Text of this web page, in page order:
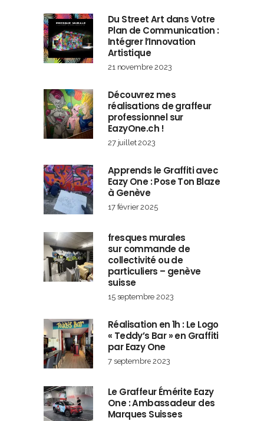
Du Street Art dans Votre
Plan de Communication :
Intégrer l’Innovation
Artistique
21 novembre 2023
Découvrez mes
réalisations de graffeur
professionnel sur
EazyOne.ch !
27 juillet 2023
Apprends le Graffiti avec
Eazy One : Pose Ton Blaze
à Genève
17 février 2025
fresques murales
sur commande de
collectivité ou de
particuliers – genève
suisse
15 septembre 2023
Réalisation en 1h : Le Logo
« Teddy’s Bar » en Graffiti
par Eazy One
7 septembre 2023
Le Graffeur Émérite Eazy
One : Ambassadeur des
Marques Suisses